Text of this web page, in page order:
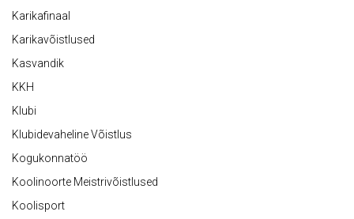
Karikafinaal
Karikavõistlused
Kasvandik
KKH
Klubi
Klubidevaheline Võistlus
Kogukonnatöö
Koolinoorte Meistrivõistlused
Koolisport